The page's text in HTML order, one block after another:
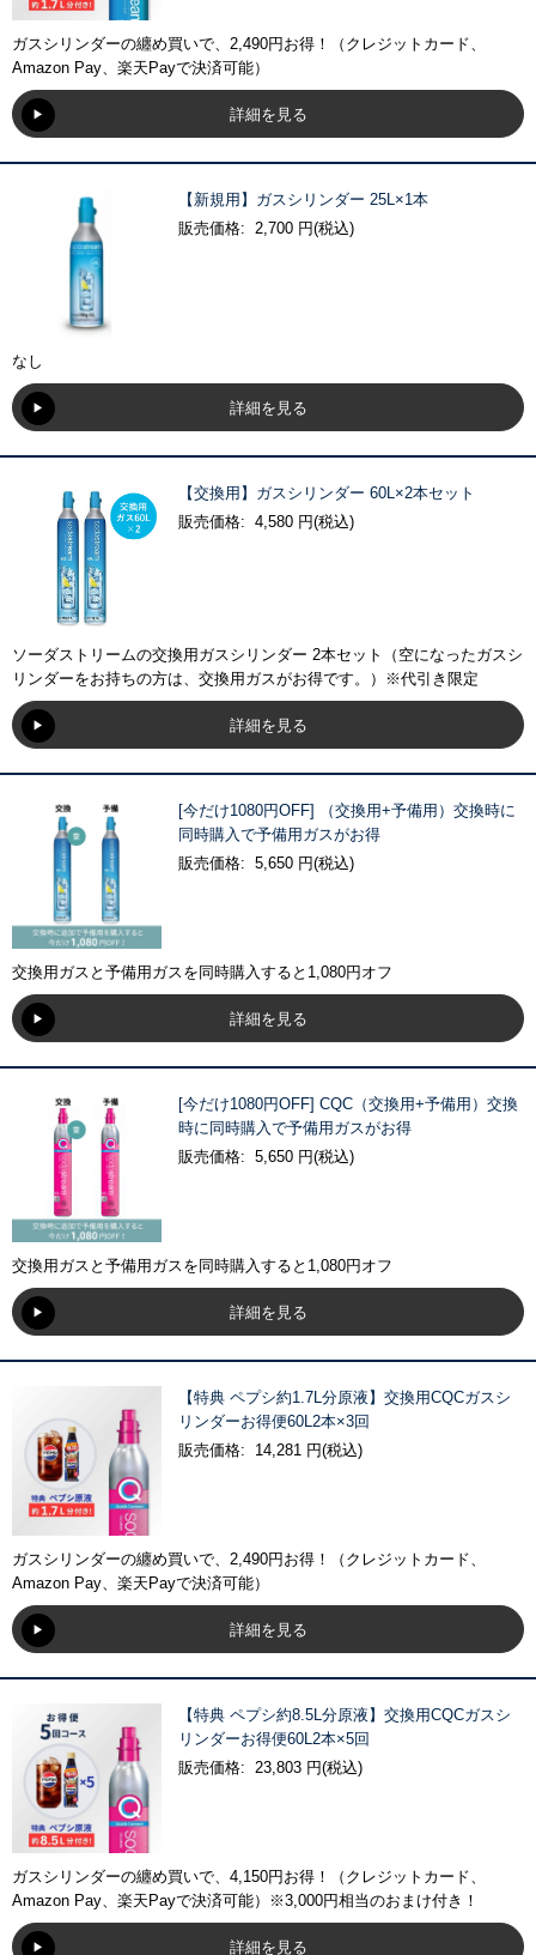
ガスシリンダーの纏め買いで、2,490円お得！（クレジットカード、
Amazon Pay、楽天Payで決済可能）
詳細を見る
【新規用】ガスシリンダー 25L×1本
販売価格: 2,700 円(税込)
なし
詳細を見る
【交換用】ガスシリンダー 60L×2本セット
販売価格: 4,580 円(税込)
ソーダストリームの交換用ガスシリンダー 2本セット（空になったガスシ
リンダーをお持ちの方は、交換用ガスがお得です。）※代引き限定
詳細を見る
[今だけ1080円OFF] （交換用+予備用）交換時に
同時購入で予備用ガスがお得
販売価格: 5,650 円(税込)
交換用ガスと予備用ガスを同時購入すると1,080円オフ
詳細を見る
[今だけ1080円OFF] CQC（交換用+予備用）交換
時に同時購入で予備用ガスがお得
販売価格: 5,650 円(税込)
交換用ガスと予備用ガスを同時購入すると1,080円オフ
詳細を見る
【特典 ペプシ約1.7L分原液】交換用CQCガスシ
リンダーお得便60L2本×3回
販売価格: 14,281 円(税込)
ガスシリンダーの纏め買いで、2,490円お得！（クレジットカード、
Amazon Pay、楽天Payで決済可能）
詳細を見る
【特典 ペプシ約8.5L分原液】交換用CQCガスシ
リンダーお得便60L2本×5回
販売価格: 23,803 円(税込)
ガスシリンダーの纏め買いで、4,150円お得！（クレジットカード、
Amazon Pay、楽天Payで決済可能）※3,000円相当のおまけ付き！
詳細を見る